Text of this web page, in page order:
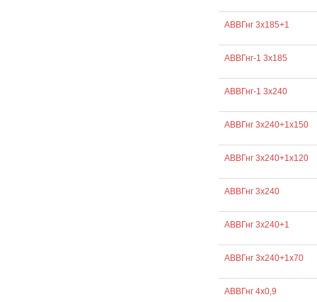
АВВГнг 3х185+1
АВВГнг-1 3х185
АВВГнг-1 3х240
АВВГнг 3х240+1х150
АВВГнг 3х240+1х120
АВВГнг 3х240
АВВГнг 3х240+1
АВВГнг 3х240+1х70
АВВГнг 4х0,9